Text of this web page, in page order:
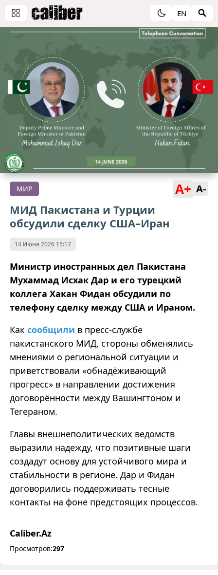
EN
МИР A+ A-
МИД Пакистана и Турции
обсудили сделку США–Иран
14 Июня 2026 15:17
Министр иностранных дел Пакистана
Мухаммад Исхак Дар и его турецкий
коллега Хакан Фидан обсудили по
телефону сделку между США и Ираном.
Как сообщили в пресс‑службе
пакистанского МИД, стороны обменялись
мнениями о региональной ситуации и
приветствовали «обнадёживающий
прогресс» в направлении достижения
договорённости между Вашингтоном и
Тегераном.
Главы внешнеполитических ведомств
выразили надежду, что позитивные шаги
создадут основу для устойчивого мира и
стабильности в регионе. Дар и Фидан
договорились поддерживать тесные
контакты на фоне предстоящих процессов.
Caliber.Az
Просмотров:297